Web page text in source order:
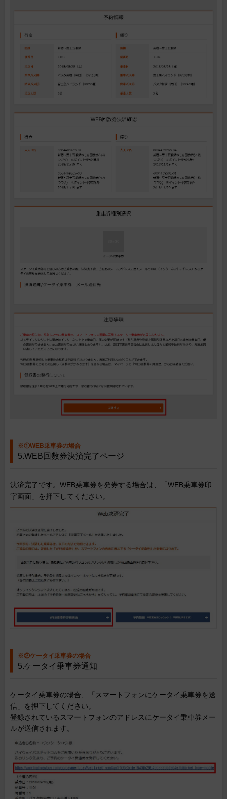
※①WEB乗車券の場合
5.WEB回数券決済完了ページ
決済完了です。WEB乗車券を発券する場合は、「WEB乗車券印
字画面」を押下してください。
※②ケータイ乗車券の場合
5.ケータイ乗車券通知
ケータイ乗車券の場合、「スマートフォンにケータイ乗車券を送
信」を押下してください。
登録されているスマートフォンのアドレスにケータイ乗車券メー
ルが送信されます。